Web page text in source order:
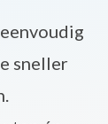
sneller